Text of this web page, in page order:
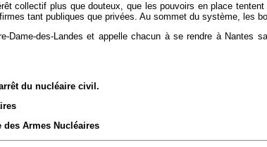
collectif plus que douteux, que les pouvoirs en place
tant publiques que privées. Au sommet du système, les
Dame-des-Landes et appelle chacun à se rendre à
du nucléaire civil.
des Armes Nucléaires